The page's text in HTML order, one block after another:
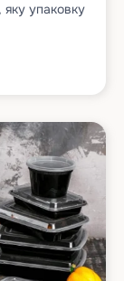
упаковку